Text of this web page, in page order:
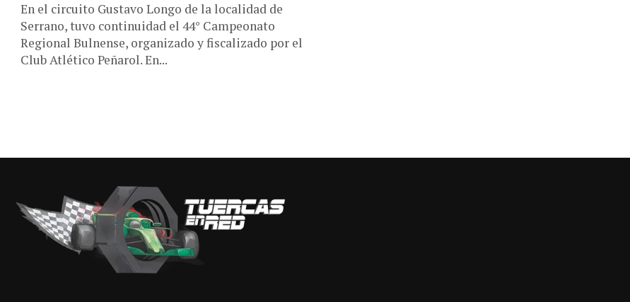
En el circuito Gustavo Longo de la localidad de
Serrano, tuvo continuidad el 44° Campeonato
Regional Bulnense, organizado y fiscalizado por el
Club Atlético Peñarol. En...